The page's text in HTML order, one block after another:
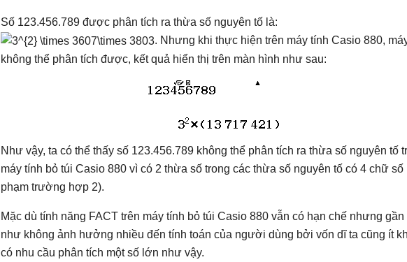
Số 123.456.789 được phân tích ra thừa số nguyên tố là:
. Nhưng khi thực hiện trên máy tính Casio 880,
không thể phân tích được, kết quả hiển thị trên màn hình như sau:
Như vậy, ta có thể thấy số 123.456.789 không thể phân tích ra thừa số nguyên tố
máy tính bỏ túi Casio 880 vì có 2 thừa số trong các thừa số nguyên tố có 4 chữ số
phạm trường hợp 2).
Mặc dù tính năng FACT trên máy tính bỏ túi Casio 880 vẫn có hạn chế nhưng gần
như không ảnh hưởng nhiều đến tính toán của người dùng bởi vốn dĩ ta cũng ít
có nhu cầu phân tích một số lớn như vậy.